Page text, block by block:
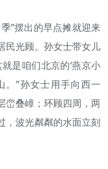
”摆出的早点摊就迎来
民光顾。孙女士带女儿
是咱们北京的‘燕京小
。”孙女士用手向西一
峦叠嶂；环顾四周，两
，波光粼粼的水面立刻